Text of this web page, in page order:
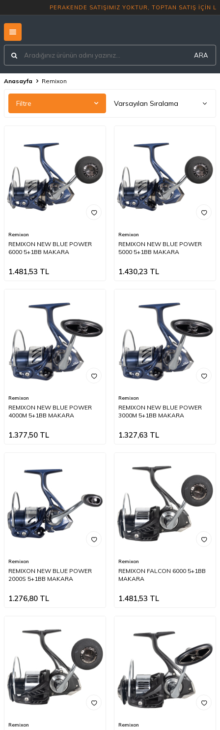
PERAKENDE SATIŞIMIZ
ARA
Anasayfa Remixon
Filtre
Remixon
REMIXON NEW BLUE POWER
6000 5+1BB MAKARA
1.481,53 TL
Remixon
REMIXON NEW BLUE POWER
5000 5+1BB MAKARA
1.430,23 TL
Remixon
REMIXON NEW BLUE POWER
4000M 5+1BB MAKARA
1.377,50 TL
Remixon
REMIXON NEW BLUE POWER
3000M 5+1BB MAKARA
1.327,63 TL
Remixon
REMIXON NEW BLUE POWER
2000S 5+1BB MAKARA
1.276,80 TL
Remixon
REMIXON FALCON 6000 5+1BB
MAKARA
1.481,53 TL
Remixon Remixon